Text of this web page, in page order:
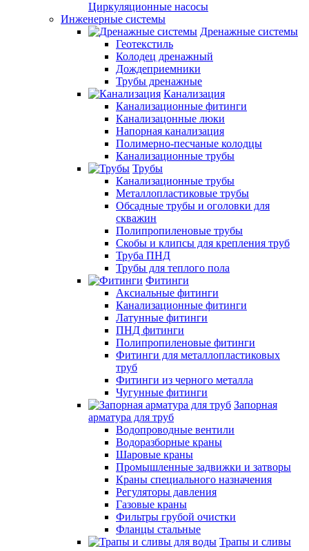
Циркуляционные насосы
Инженерные системы
Дренажные системы
Геотекстиль
Колодец дренажный
Дождеприемники
Трубы дренажные
Канализация
Канализационные фитинги
Канализацонные люки
Напорная канализация
Полимерно-песчаные колодцы
Канализационные трубы
Трубы
Канализационные трубы
Металлопластиковые трубы
Обсадные трубы и оголовки для
скважин
Полипропиленовые трубы
Скобы и клипсы для крепления труб
Труба ПНД
Трубы для теплого пола
Фитинги
Аксиальные фитинги
Канализационные фитинги
Латунные фитинги
ПНД фитинги
Полипропиленовые фитинги
Фитинги для металлопластиковых
труб
Фитинги из черного металла
Чугунные фитинги
Запорная
арматура для труб
Водопроводные вентили
Водоразборные краны
Шаровые краны
Промышленные задвижки и затворы
Краны специального назначения
Регуляторы давления
Газовые краны
Фильтры грубой очистки
Фланцы стальные
Трапы и сливы